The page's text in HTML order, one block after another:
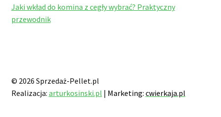
Jaki wkład do komina z cegły wybrać? Praktyczny
przewodnik
© 2026 Sprzedaż-Pellet.pl
Realizacja: arturkosinski.pl | Marketing: cwierkaja.pl